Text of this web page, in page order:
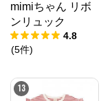
mimiちゃん リボ
ンリュック
4.8
(5件)
13